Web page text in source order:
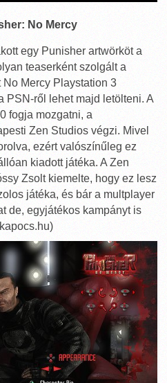
No Mercy
egy Punisher artwörköt a
teaserként szolgált a
No Mercy Playstation 3
PSN-ről lehet majd letölteni. A
fogja mozgatni, a
Zen Studios végzi. Mivel
ezért valószínűleg ez
kiadott játéka. A Zen
Zsolt kiemelte, hogy ez lesz
játéka, és bár a multplayer
de, egyjátékos kampányt is